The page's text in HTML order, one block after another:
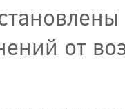
от